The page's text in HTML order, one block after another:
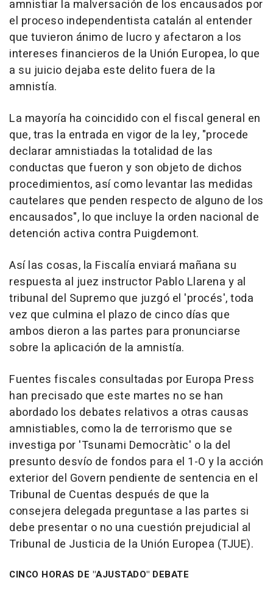
amnistiar la malversación de los encausados por
el proceso independentista catalán al entender
que tuvieron ánimo de lucro y afectaron a los
intereses financieros de la Unión Europea, lo que
a su juicio dejaba este delito fuera de la
amnistía.
La mayoría ha coincidido con el fiscal general en
que, tras la entrada en vigor de la ley, "procede
declarar amnistiadas la totalidad de las
conductas que fueron y son objeto de dichos
procedimientos, así como levantar las medidas
cautelares que penden respecto de alguno de los
encausados", lo que incluye la orden nacional de
detención activa contra Puigdemont.
Así las cosas, la Fiscalía enviará mañana su
respuesta al juez instructor Pablo Llarena y al
tribunal del Supremo que juzgó el 'procés', toda
vez que culmina el plazo de cinco días que
ambos dieron a las partes para pronunciarse
sobre la aplicación de la amnistía.
Fuentes fiscales consultadas por Europa Press
han precisado que este martes no se han
abordado los debates relativos a otras causas
amnistiables, como la de terrorismo que se
investiga por 'Tsunami Democràtic' o la del
presunto desvío de fondos para el 1-O y la acción
exterior del Govern pendiente de sentencia en el
Tribunal de Cuentas después de que la
consejera delegada preguntase a las partes si
debe presentar o no una cuestión prejudicial al
Tribunal de Justicia de la Unión Europea (TJUE).
CINCO HORAS DE "AJUSTADO" DEBATE